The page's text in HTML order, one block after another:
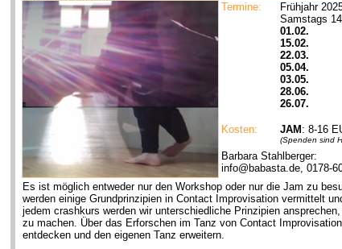
Termine:
Frühjahr
Samstags
01.02.
15.02.
22.03.
05.04.
03.05.
28.06.
26.07.
Kosten: JAM : 8-16
(Spenden sind
Barbara Stahlberger:
info@babasta.de, 0178-
Es ist möglich entweder nur den Workshop oder nur die Jam zu
werden einige Grundprinzipien in Contact Improvisation vermittelt
jedem crashkurs werden wir unterschiedliche Prinzipien
zu machen. Über das Erforschen im Tanz von Contact
entdecken und den eigenen Tanz erweitern.